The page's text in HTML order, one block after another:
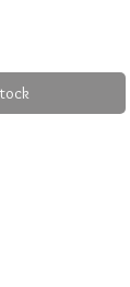
fil et métal